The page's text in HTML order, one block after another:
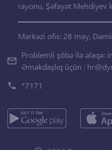
rayonu, Şəfayət Mehdiyev
Mərkəzi ofis: 28 may,
Problemli şöbə ilə əlaqə:
Əməkdaşlıq üçün :
*7171